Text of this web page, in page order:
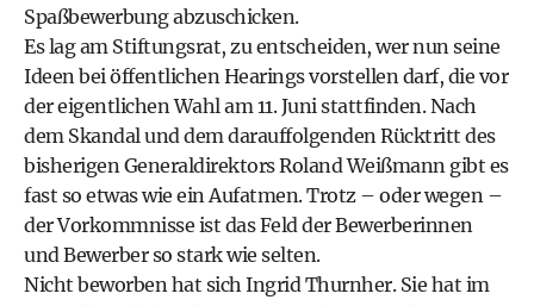
Spaßbewerbung abzuschicken.
Es lag am Stiftungsrat, zu entscheiden, wer nun seine
Ideen bei öffentlichen Hearings vorstellen darf, die vor
der eigentlichen Wahl am 11. Juni stattfinden. Nach
dem Skandal und dem darauffolgenden Rücktritt des
bisherigen Generaldirektors Roland Weißmann gibt es
fast so etwas wie ein Aufatmen. Trotz – oder wegen –
der Vorkommnisse ist das Feld der Bewerberinnen
und Bewerber so stark wie selten.
Nicht beworben hat sich Ingrid Thurnher. Sie hat im